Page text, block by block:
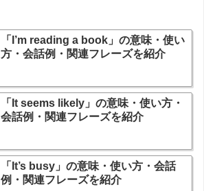
「I’m reading a book」の意味・使い
方・会話例・関連フレーズを紹介
「It seems likely」の意味・使い方・
会話例・関連フレーズを紹介
「It’s busy」の意味・使い方・会話
例・関連フレーズを紹介